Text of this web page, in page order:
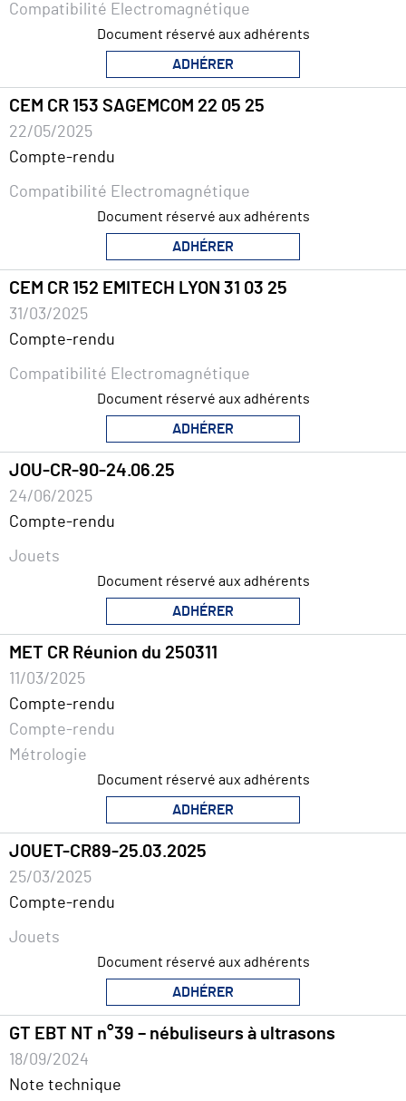
Compatibilité Electromagnétique
Document réservé aux adhérents
ADHÉRER
CEM CR 153 SAGEMCOM 22 05 25
22/05/2025
Compte-rendu
Compatibilité Electromagnétique
Document réservé aux adhérents
ADHÉRER
CEM CR 152 EMITECH LYON 31 03 25
31/03/2025
Compte-rendu
Compatibilité Electromagnétique
Document réservé aux adhérents
ADHÉRER
JOU-CR-90-24.06.25
24/06/2025
Compte-rendu
Jouets
Document réservé aux adhérents
ADHÉRER
MET CR Réunion du 250311
11/03/2025
Compte-rendu
Compte-rendu
Métrologie
Document réservé aux adhérents
ADHÉRER
JOUET-CR89-25.03.2025
25/03/2025
Compte-rendu
Jouets
Document réservé aux adhérents
ADHÉRER
GT EBT NT n°39 – nébuliseurs à ultrasons
18/09/2024
Note technique